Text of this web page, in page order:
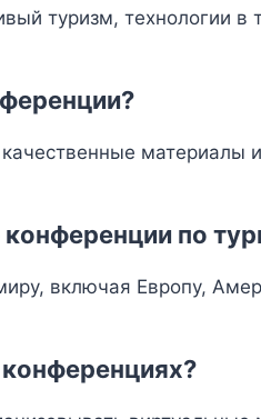
туризм, технологии в
материалы
по
включая Европу,